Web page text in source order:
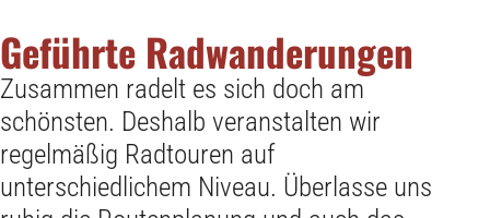
Geführte Radwanderungen
Zusammen radelt es sich doch am
schönsten. Deshalb veranstalten wir
regelmäßig Radtouren auf
unterschiedlichem Niveau. Überlasse uns